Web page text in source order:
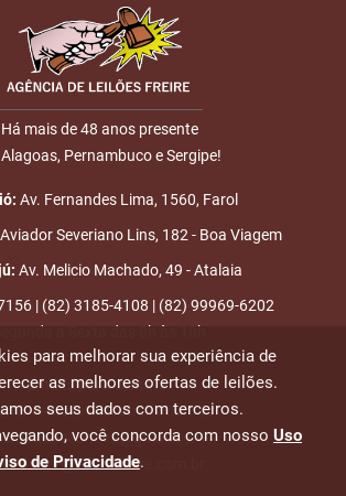
LEILÃO
ENCERRADO
Fim das Disputas
Há mais de 48 anos presente
Pernambuco e Sergipe!
Av. Fernandes Lima, 1560, Farol
Severiano Lins, 182 - Boa Viagem
Av. Melicio Machado, 49 - Atalaia
| (82) 3185-4108 | (82) 99969-6202
Segunda a Sexta das 8h às 18h
Emails para contato:
para melhorar sua experiência de
as melhores ofertas de leilões.
seus dados com terceiros.
você concorda com nosso Uso
de Privacidade.